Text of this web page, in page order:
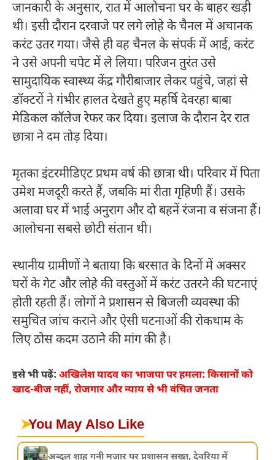
जानकारी के अनुसार, रात में आलोचना घर के बाहर खड़ी
थी। इसी दौरान दरवाजे पर लगे लोहे के चैनल में अचानक
करंट उतर गया। जैसे ही वह चैनल के संपर्क में आई, करंट
ने उसे अपनी चपेट में ले लिया। परिजन तुरंत उसे
सामुदायिक स्वास्थ्य केंद्र गौरीबाजार लेकर पहुंचे, जहां से
डॉक्टरों ने गंभीर हालत देखते हुए महर्षि देवरहा बाबा
मेडिकल कॉलेज रेफर कर दिया। इलाज के दौरान देर रात
छात्रा ने दम तोड़ दिया।
मृतका इंटरमीडिएट प्रथम वर्ष की छात्रा थी। परिवार में पिता
उमेश मजदूरी करते हैं, जबकि मां रीता गृहिणी हैं। उसके
अलावा घर में भाई अनुराग और दो बहनें रंजना व संजना हैं।
आलोचना सबसे छोटी संतान थी।
स्थानीय ग्रामीणों ने बताया कि बरसात के दिनों में अक्सर
घरों के गेट और लोहे की वस्तुओं में करंट उतरने की घटनाएं
होती रहती हैं। लोगों ने प्रशासन से बिजली व्यवस्था की
समुचित जांच कराने और ऐसी घटनाओं की रोकथाम के
लिए ठोस कदम उठाने की मांग की है।
इसे भी पढ़ें: अखिलेश यादव का भाजपा पर हमला: किसानों को
खाद-बीज नहीं, रोजगार और न्याय से भी वंचित जनता
➤You May Also Like
अब्दुल शाह गनी मजार पर प्रशासन सख्त, देवरिया में